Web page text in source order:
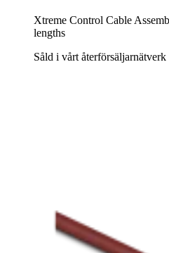
Xtreme Control Cable
lengths
Såld i vårt återförsäljarnätverk